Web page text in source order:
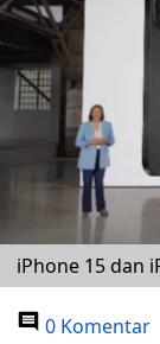
iPhone 15 dan
0 Komentar